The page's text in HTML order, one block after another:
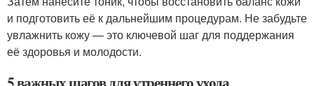
и подготовить её к дальнейшим процедурам. Не забудьте
увлажнить кожу — это ключевой шаг для поддержания
её здоровья и молодости.